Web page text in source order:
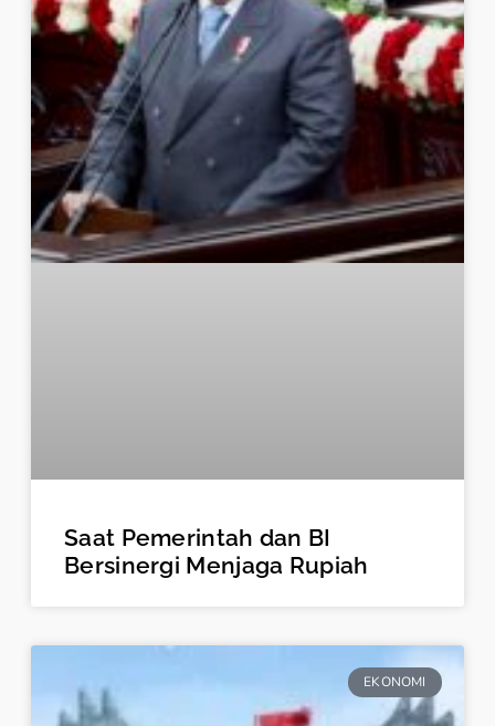
Saat Pemerintah dan BI
Bersinergi Menjaga Rupiah
EKONOMI